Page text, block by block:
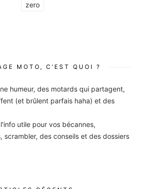
zero
MOTO, C’EST QUOI ?
humeur, des motards qui partagent,
(et brûlent parfais haha) et des
utile pour vos bécannes,
scrambler, des conseils et des dossiers